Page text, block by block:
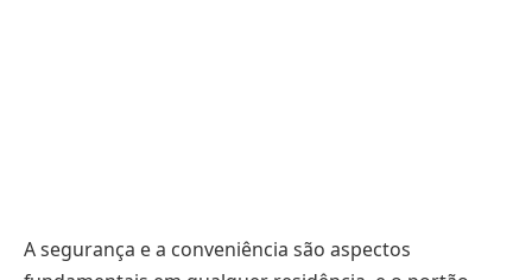
A segurança e a conveniência são aspectos